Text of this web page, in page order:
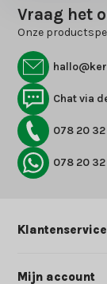
Vraag het
Onze
Chat via
078 20
078 20
Klantenservice
Mijn account